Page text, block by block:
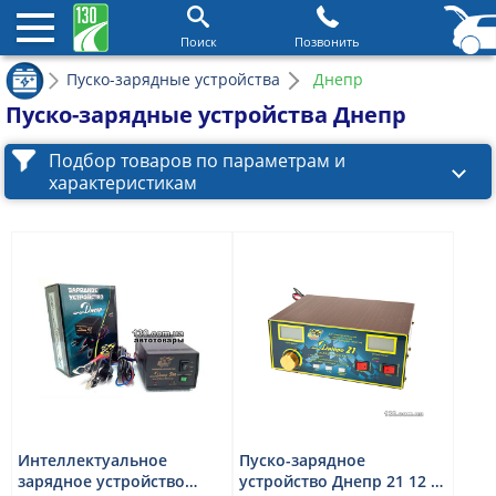
Поиск Позвонить
Пуско-зарядные устройства Днепр
Пуско-зарядные устройства Днепр
Подбор товаров по параметрам и
характеристикам
Интеллектуальное
зарядное устройство
Пуско-зарядное
устройство Днепр 21 12 В